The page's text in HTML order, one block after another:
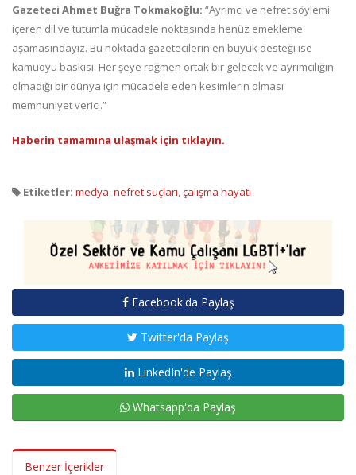
Gazeteci Ahmet Buğra Tokmakoğlu: “Ayrımcı ve nefret söylemi
içeren dil ve tutumla mücadele noktasında henüz emekleme
aşamasındayız. Bu noktada gazetecilerin en büyük desteği ise
kamuoyu baskısı. Her şeye rağmen ortak bir gelecek ve ayrımcılığın
olmadığı bir dünya için mücadele eden kesimlerin olması
memnuniyet verici.”
Haberin tamamına ulaşmak için tıklayın.
Etiketler: medya,nefret suçları,çalışma hayatı
Facebook'da Paylaş
Twitter'da Paylaş
LinkedIn'de Paylaş
Whatsapp'da Paylaş
Benzer İçerikler